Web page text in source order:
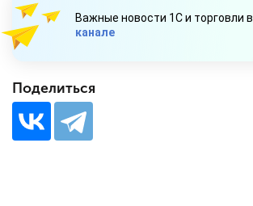
Важные новости 1С и торговли в
канале
Поделиться